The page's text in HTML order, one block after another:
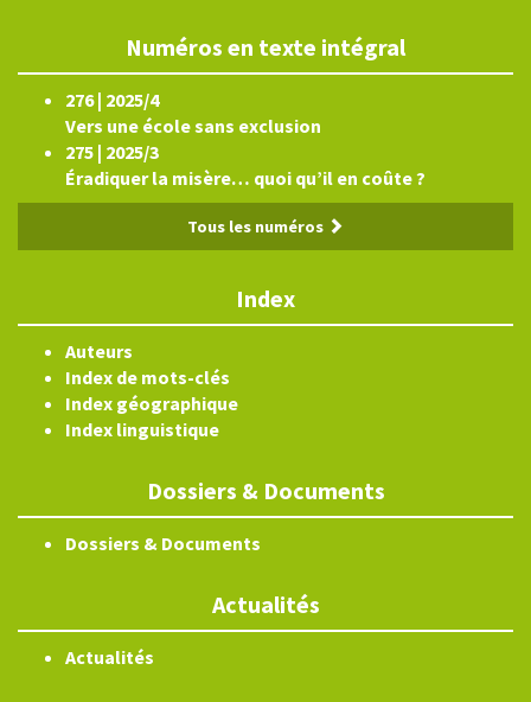
Numéros en texte intégral
276 | 2025/4
Vers une école sans exclusion
275 | 2025/3
Éradiquer la misère… quoi qu’il en coûte ?
Tous les numéros
Index
Auteurs
Index de mots-clés
Index géographique
Index linguistique
Dossiers & Documents
Dossiers & Documents
Actualités
Actualités